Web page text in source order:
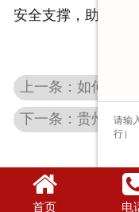
安全支撑，助力企
首页 电